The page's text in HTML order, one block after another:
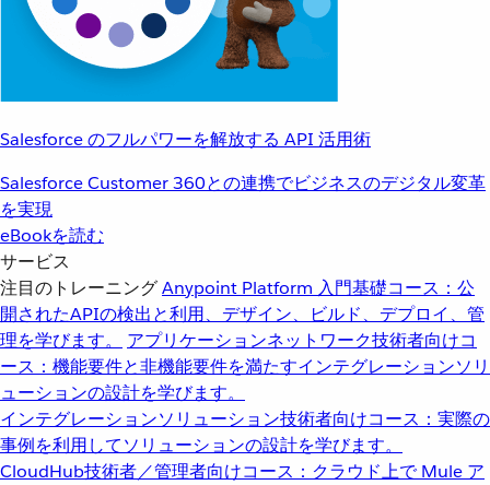
Salesforce のフルパワーを解放する API 活用術
Salesforce Customer 360との連携でビジネスのデジタル変革
を実現
eBookを読む
サービス
注目のトレーニングAnypoint Platform 入門基礎コース：公
開されたAPIの検出と利用、デザイン、ビルド、デプロイ、管
理を学びます。
アプリケーションネットワーク技術者向けコ
ース：機能要件と非機能要件を満たすインテグレーションソリ
ューションの設計を学びます。
インテグレーションソリューション技術者向けコース：実際の
事例を利用してソリューションの設計を学びます。
CloudHub技術者／管理者向けコース：クラウド上で Mule ア